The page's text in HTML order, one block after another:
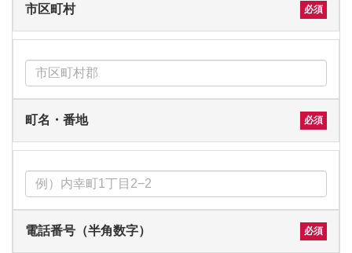
市区町村
町名・番地
電話番号（半角数字）